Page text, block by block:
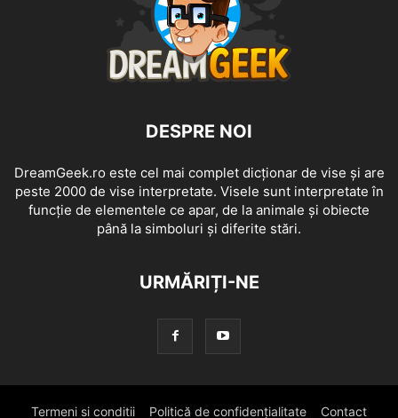
DESPRE NOI
DreamGeek.ro este cel mai complet dicționar de vise și are
peste 2000 de vise interpretate. Visele sunt interpretate în
funcție de elementele ce apar, de la animale și obiecte
până la simboluri și diferite stări.
URMĂRIȚI-NE
Termeni si conditii Politică de confidențialitate Contact